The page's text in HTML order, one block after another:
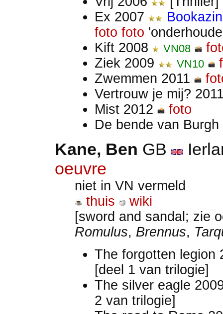
Ex 2007
foto foto
Kift 2008
VN08
Ziek 2009
VN10
Zwemmen 2011
Vertrouw je mij?
Mist 2012
foto
De bende van
Kane, Ben GB
oeuvre
niet in VN vermeld
thuis
wiki
[sword and sandal; zie
Romulus, Brennus,
The forgotten legion
[deel 1 van trilogie]
The silver eagle
2 van trilogie]